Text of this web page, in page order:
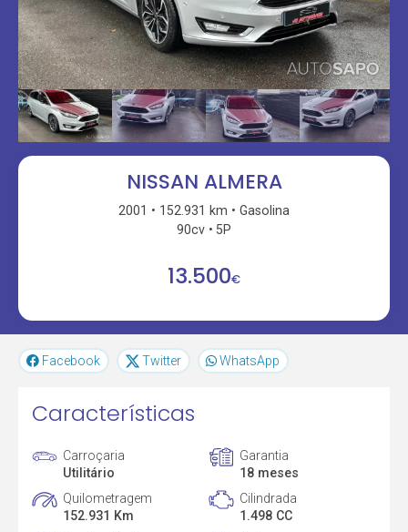
NISSAN ALMERA
2001 152.931 km
Gasolina
90cv
5P
13.500€
Facebook Twitter WhatsApp
Características
Carroçaria
Utilitário
Garantia
18 meses
Quilometragem
152.931 Km
Cilindrada
1.498 CC